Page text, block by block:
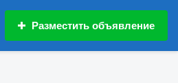
Разместить объявление